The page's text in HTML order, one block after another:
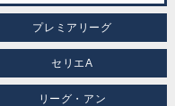
プレミアリーグ
セリエA
リーグ・アン